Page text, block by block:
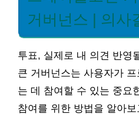
거버넌스 | 의사
투표, 실제로 내 의견 반영
큰 거버넌스는 사용자가
는 데 참여할 수 있는 중요
참여를 위한 방법을 알아